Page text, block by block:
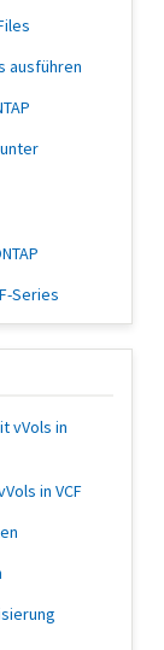
ausführen
Series
vVols in
in VCF